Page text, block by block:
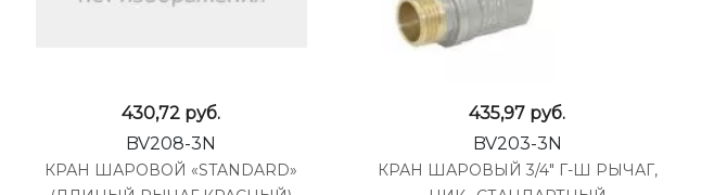
430,72 руб.
BV208-3N
КРАН ШАРОВОЙ «STANDARD»
435,97 руб.
BV203-3N
КРАН ШАРОВЫЙ 3/4" Г-Ш РЫЧАГ,